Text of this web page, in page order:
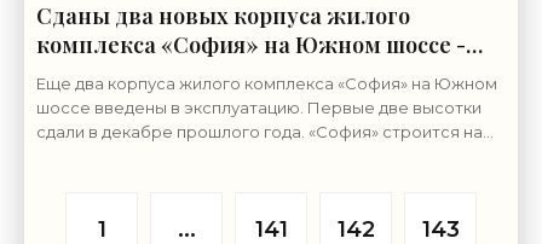
Сданы два новых корпуса жилого
комплекса «София» на Южном шоссе -
«Свежие новости строительства»
Еще два корпуса жилого комплекса «София» на Южном
шоссе введены в эксплуатацию. Первые две высотки
сдали в декабре прошлого года. «София» строится на
1 ... 141 142 143